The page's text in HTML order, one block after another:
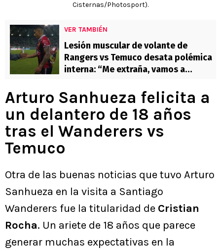
Cisternas/Photosport).
VER TAMBIÉN
Lesión muscular de volante de
Rangers vs Temuco desata polémica
interna: “Me extraña, vamos a
Arturo Sanhueza felicita a
un delantero de 18 años
tras el Wanderers vs
Temuco
Otra de las buenas noticias que tuvo Arturo
Sanhueza en la visita a Santiago
Wanderers fue la titularidad de Cristian
Rocha. Un ariete de 18 años que parece
generar muchas expectativas en la